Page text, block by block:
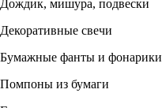
Дождик, мишура, подвески
Декоративные свечи
Бумажные фанты и фонарики
Помпоны из бумаги